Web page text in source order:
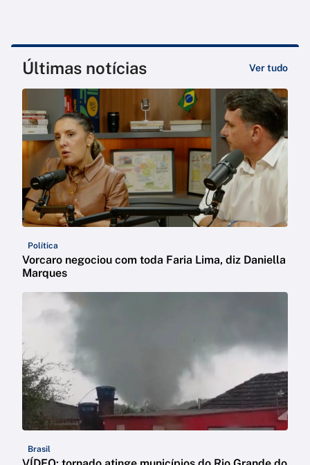
Últimas notícias Ver tudo
Política
Vorcaro negociou com toda Faria Lima, diz Daniella
Marques
Brasil